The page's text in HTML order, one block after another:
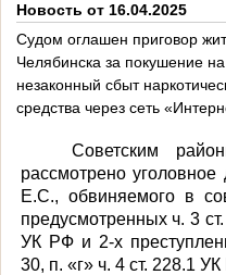
Новость от 16.04.2025
Судом оглашен приговор
Челябинска за покушение на
незаконный сбыт
средства через сеть
Советским
рассмотрено
Е.С., обвиняемого в
предусмотренных ч. 3
УК РФ и 2-х
30, п. «г» ч. 4 ст. 228.1